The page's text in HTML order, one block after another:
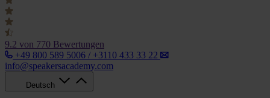
9.2 von 770 Bewertungen
+49 800 589 5006 / +3110 433 33 22
info@speakersacademy.com
Deutsch